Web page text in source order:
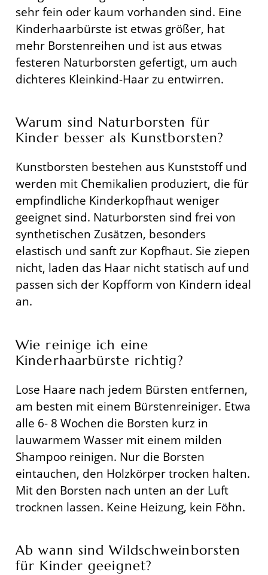
sehr fein oder kaum vorhanden sind. Eine
Kinderhaarbürste ist etwas größer, hat
mehr Borstenreihen und ist aus etwas
festeren Naturborsten gefertigt, um auch
dichteres Kleinkind-Haar zu entwirren.
Warum sind Naturborsten für
Kinder besser als Kunstborsten?
Kunstborsten bestehen aus Kunststoff und
werden mit Chemikalien produziert, die für
empfindliche Kinderkopfhaut weniger
geeignet sind. Naturborsten sind frei von
synthetischen Zusätzen, besonders
elastisch und sanft zur Kopfhaut. Sie ziepen
nicht, laden das Haar nicht statisch auf und
passen sich der Kopfform von Kindern ideal
an.
Wie reinige ich eine
Kinderhaarbürste richtig?
Lose Haare nach jedem Bürsten entfernen,
am besten mit einem Bürstenreiniger. Etwa
alle 6- 8 Wochen die Borsten kurz in
lauwarmem Wasser mit einem milden
Shampoo reinigen. Nur die Borsten
eintauchen, den Holzkörper trocken halten.
Mit den Borsten nach unten an der Luft
trocknen lassen. Keine Heizung, kein Föhn.
Ab wann sind Wildschweinborsten
für Kinder geeignet?